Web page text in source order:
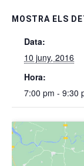
MOSTRA ELS
Data:
10 juny, 2016
Hora:
7:00 pm - 9:30